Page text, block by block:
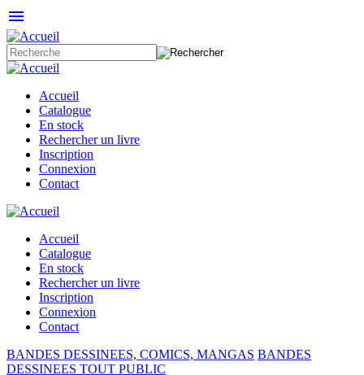
menu
Accueil
Catalogue
En stock
Rechercher un livre
Inscription
Connexion
Contact
Accueil
Catalogue
En stock
Rechercher un livre
Inscription
Connexion
Contact
BANDES DESSINEES, COMICS, MANGAS BANDES
DESSINEES TOUT PUBLIC